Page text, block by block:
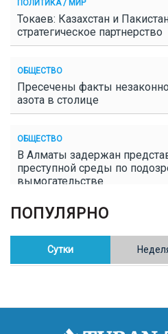
ПОЛИТИКА / МИР
Токаев: Казахстан и
стратегическое партнерство
ОБЩЕСТВО
Пресечены факты
азота в столице
ОБЩЕСТВО
В Алматы задержан
преступной среды по
вымогательстве
ОБЩЕСТВО
Полицейские пресекли
конопли в Таразе
Казахстан возглавил
ПОПУЛЯРНО
Сутки